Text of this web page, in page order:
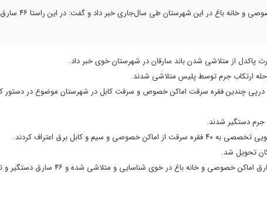
فرمانده انتظامی شهرستان خوی از متلاشی شدن ۶ باند
پاکدل از متلاشی شدن باند سارقان در شهرستان خوی خبر داد.
ارتکاب جرم توسط پلیس متلاشی شدند.
درپی چندین فقره سرقت اماکن خصوص و سرقت کابل در شهرستان موضوع در دستور
جرم دستگیر شدند.
تحویل شد.
فرمانده انتظامی خوی خاطرنشان کرد: از ابتدای امسال با تلاش پلیس ۶ باند سارق اماکن خصوصی و خانه باغ در خوی